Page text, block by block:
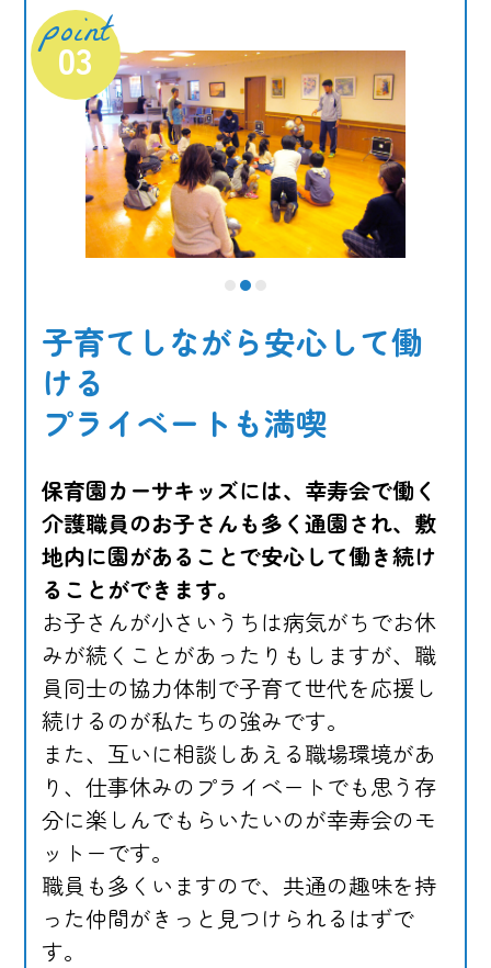
point
03
3
子育てしながら安心して働
ける
プライベートも満喫
保育園カーサキッズには、幸寿会で働く
介護職員のお子さんも多く通園され、敷
地内に園があることで安心して働き続け
ることができます。
お子さんが小さいうちは病気がちでお休
みが続くことがあったりもしますが、職
員同士の協力体制で子育て世代を応援し
続けるのが私たちの強みです。
また、互いに相談しあえる職場環境があ
り、仕事休みのプライベートでも思う存
分に楽しんでもらいたいのが幸寿会のモ
ットーです。
職員も多くいますので、共通の趣味を持
った仲間がきっと見つけられるはずで
す。